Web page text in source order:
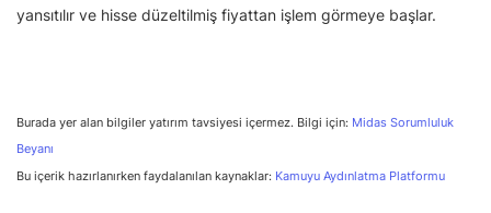
yansıtılır ve hisse düzeltilmiş fiyattan işlem görmeye başlar.
Burada yer alan bilgiler yatırım tavsiyesi içermez. Bilgi için: Midas Sorumluluk
Beyanı
Bu içerik hazırlanırken faydalanılan kaynaklar: Kamuyu Aydınlatma Platformu